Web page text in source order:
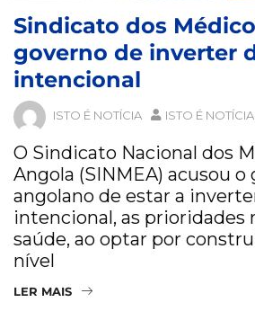
Sindicato dos
governo de inverter
intencional
ISTO É NOTÍCIA ISTO É NOTÍCIA
O Sindicato Nacional dos
Angola (SINMEA) acusou o
angolano de estar a
intencional, as prioridades
saúde, ao optar por
nível
LER MAIS